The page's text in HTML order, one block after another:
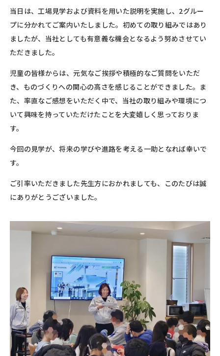
当日は、工場見学および資料を用いた説明を実施し、2グルー
プに分かれてご案内いたしました。初めての取り組みではあり
ましたが、当社としても有意義な機会となるよう努めさせてい
ただきました。
児童の皆様からは、元気なご挨拶や積極的なご質問をいただ
き、ものづくりへの関心の高さを感じることができました。ま
た、率直なご感想をいただく中で、当社の取り組みや環境につ
いて興味を持っていただけたことを大変嬉しく思っておりま
す。
今回の見学が、将来の学びや進路を考える一助となれば幸いで
す。
ご引率いただきました先生方におかれましても、このたびは誠
にありがとうございました。